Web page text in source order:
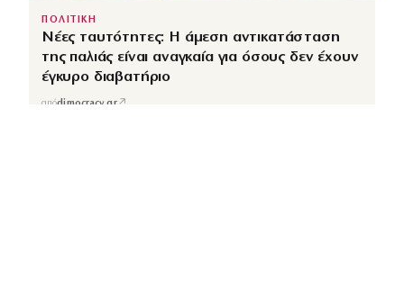
ΠΟΛΙΤΙΚΗ
Νέες ταυτότητες: Η άμεση αντικατάσταση
της παλιάς είναι αναγκαία για όσους δεν έχουν
έγκυρο διαβατήριο
απόdimocracy.gr↗